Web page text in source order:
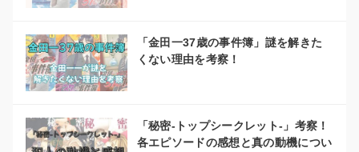
「金田一37歳の事件簿」謎を解きた
くない理由を考察！
「秘密-トップシークレット-」考察！
各エピソードの感想と真の動機につい